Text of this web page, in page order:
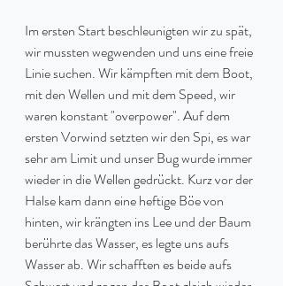
Im ersten Start beschleunigten wir zu spät,
wir mussten wegwenden und uns eine freie
Linie suchen. Wir kämpften mit dem Boot,
mit den Wellen und mit dem Speed, wir
waren konstant "overpower". Auf dem
ersten Vorwind setzten wir den Spi, es war
sehr am Limit und unser Bug wurde immer
wieder in die Wellen gedrückt. Kurz vor der
Halse kam dann eine heftige Böe von
hinten, wir krängten ins Lee und der Baum
berührte das Wasser, es legte uns aufs
Wasser ab. Wir schafften es beide aufs